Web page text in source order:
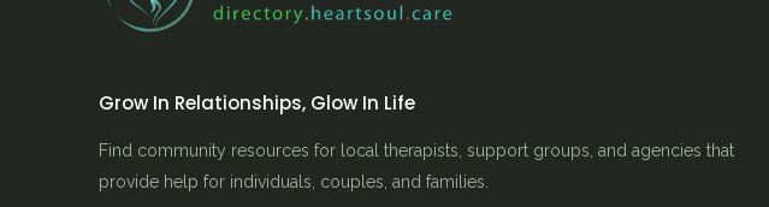
Grow In Relationships, Glow In Life
Find community resources for local therapists, support groups, and agencies that
provide help for individuals, couples, and families.